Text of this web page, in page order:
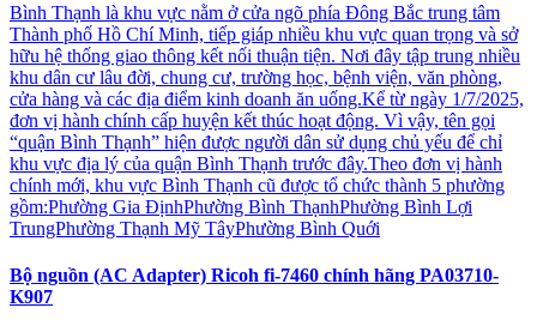
Bình Thạnh là khu vực nằm ở cửa ngõ phía Đông Bắc trung tâm
Thành phố Hồ Chí Minh, tiếp giáp nhiều khu vực quan trọng và sở
hữu hệ thống giao thông kết nối thuận tiện. Nơi đây tập trung nhiều
khu dân cư lâu đời, chung cư, trường học, bệnh viện, văn phòng,
cửa hàng và các địa điểm kinh doanh ăn uống.Kể từ ngày 1/7/2025,
đơn vị hành chính cấp huyện kết thúc hoạt động. Vì vậy, tên gọi
“quận Bình Thạnh” hiện được người dân sử dụng chủ yếu để chỉ
khu vực địa lý của quận Bình Thạnh trước đây.Theo đơn vị hành
chính mới, khu vực Bình Thạnh cũ được tổ chức thành 5 phường
gồm:Phường Gia ĐịnhPhường Bình ThạnhPhường Bình Lợi
TrungPhường Thạnh Mỹ TâyPhường Bình Quới
Bộ nguồn (AC Adapter) Ricoh fi-7460 chính hãng PA03710-
K907